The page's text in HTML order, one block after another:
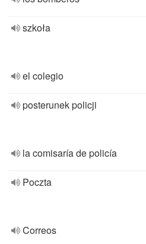
szkoła
el colegio
posterunek policji
la comisaría de policía
Poczta
Correos